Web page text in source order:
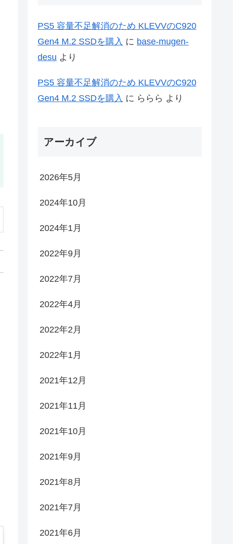
PS5 容量不足解消のため KLEVVのC920
Gen4 M.2 SSDを購入 に base-mugen-
desu より
PS5 容量不足解消のため KLEVVのC920
Gen4 M.2 SSDを購入 に ららら より
アーカイブ
2026年5月
2024年10月
2024年1月
2022年9月
2022年7月
2022年4月
2022年2月
2022年1月
2021年12月
2021年11月
2021年10月
2021年9月
2021年8月
2021年7月
2021年6月